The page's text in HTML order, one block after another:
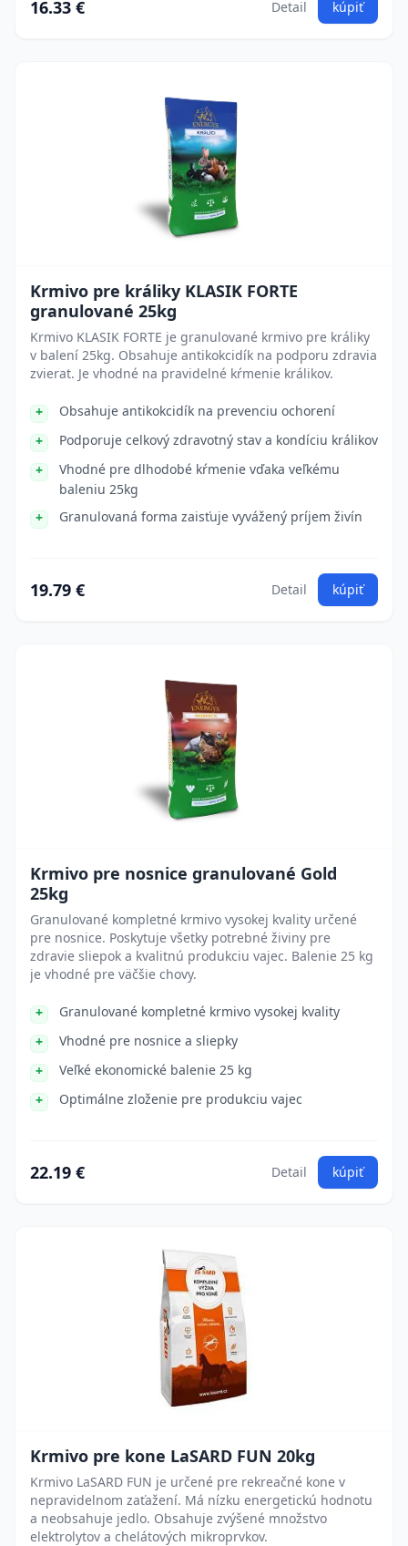
16.33 € Detail kúpiť
Krmivo pre králiky KLASIK FORTE
granulované 25kg
Krmivo KLASIK FORTE je granulované krmivo pre králiky
v balení 25kg. Obsahuje antikokcidík na podporu zdravia
zvierat. Je vhodné na pravidelné kŕmenie králikov.
Obsahuje antikokcidík na prevenciu ochorení
Podporuje celkový zdravotný stav a kondíciu králikov
Vhodné pre dlhodobé kŕmenie vďaka veľkému
baleniu 25kg
Granulovaná forma zaisťuje vyvážený príjem živín
19.79 € Detail kúpiť
Krmivo pre nosnice granulované Gold
25kg
Granulované kompletné krmivo vysokej kvality určené
pre nosnice. Poskytuje všetky potrebné živiny pre
zdravie sliepok a kvalitnú produkciu vajec. Balenie 25 kg
je vhodné pre väčšie chovy.
Granulované kompletné krmivo vysokej kvality
Vhodné pre nosnice a sliepky
Veľké ekonomické balenie 25 kg
Optimálne zloženie pre produkciu vajec
22.19 € Detail kúpiť
Krmivo pre kone LaSARD FUN 20kg
Krmivo LaSARD FUN je určené pre rekreačné kone v
nepravidelnom zaťažení. Má nízku energetickú hodnotu
a neobsahuje jedlo. Obsahuje zvýšené množstvo
elektrolytov a chelátových mikroprvkov.